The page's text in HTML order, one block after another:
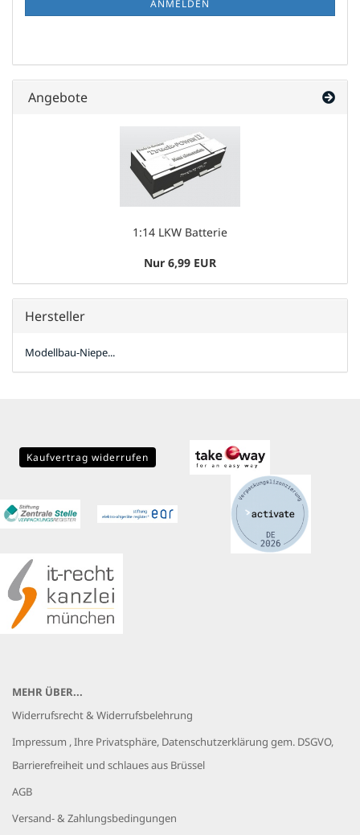
ANMELDEN
Angebote
1:14 LKW Batterie
Nur 6,99 EUR
Hersteller
Modellbau-Niepe...
Kaufvertrag widerrufen
MEHR ÜBER...
Widerrufsrecht & Widerrufsbelehrung
Impressum , Ihre Privatsphäre, Datenschutzerklärung gem. DSGVO,
Barrierefreiheit und schlaues aus Brüssel
AGB
Versand- & Zahlungsbedingungen